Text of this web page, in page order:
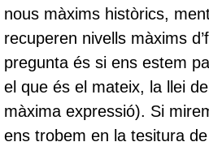
nous màxims històrics,
recuperen nivells màxims
pregunta és si ens estem
el que és el mateix, la llei
màxima expressió). Si
ens trobem en la tesitura